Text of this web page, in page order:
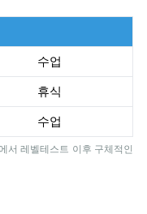
수업
휴식
수업
서 레벨테스트 이후 구체적인